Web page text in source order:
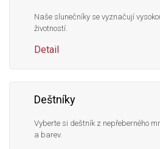
Naše slunečníky se vyznačují
životností.
Detail
Deštníky
Vyberte si deštník z nepřeberného
a barev.